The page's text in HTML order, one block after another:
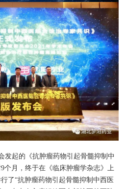
发起的《抗肿瘤药物引起骨髓抑制中
个月，终于在《临床肿瘤学杂志》上
了“抗肿瘤药物引起骨髓抑制中西医